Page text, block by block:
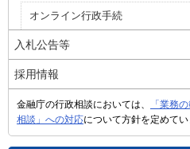
オンライン行政手続
入札公告等
採用情報
金融庁の行政相談においては、
「業務
相談」への対応について方針を定めてい